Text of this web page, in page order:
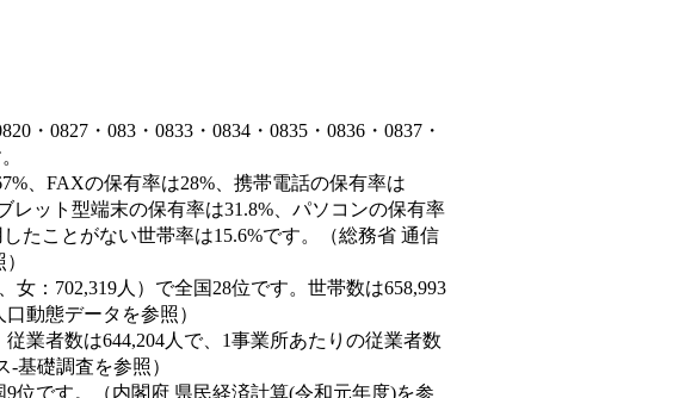
・0827・083・0833・0834・0835・0836・0837・
、FAXの保有率は28%、携帯電話の保有率は
レット型端末の保有率は31.8%、パソコンの保有率
たことがない世帯率は15.6%です。（総務省 通信
女：702,319人）で全国28位です。世帯数は658,993
動態データを参照）
業者数は644,204人で、1事業所あたりの従業者数
基礎調査を参照）
位です。（内閣府 県民経済計算(令和元年度)を参